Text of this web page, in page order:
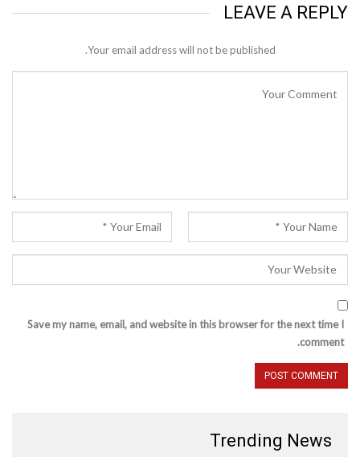
LEAVE A REPLY
Your email address will not be published.
Save my name, email, and website in this browser for the next time I
comment.
Trending News